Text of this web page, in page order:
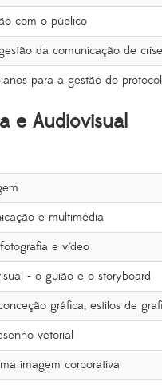
com o público
da comunicação de crise
para a gestão do
e Audiovisual
e multimédia
e vídeo
- o guião e o storyboard
gráfica, estilos de
vetorial
imagem corporativa